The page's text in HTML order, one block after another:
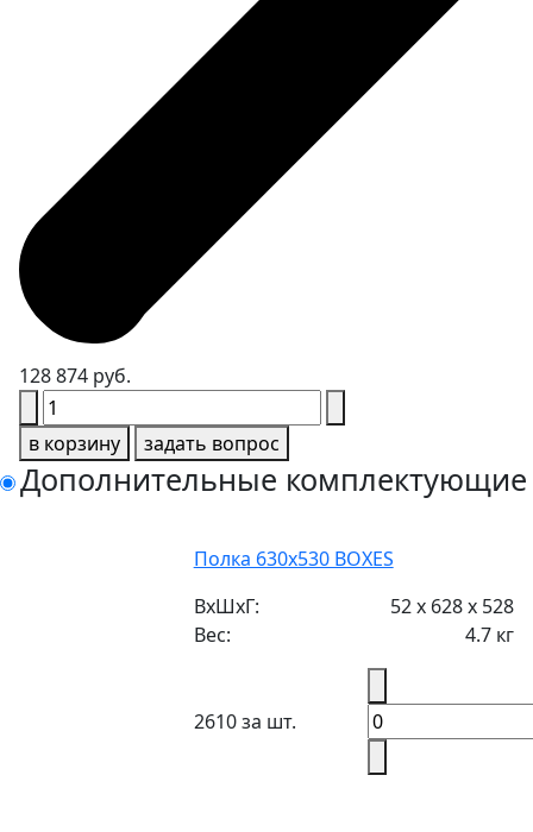
128 874 руб.
в корзину задать вопрос
Дополнительные комплектующие
Полка 630х530 BOXES
ВxШxГ:
52 x 628 x 528
Вес:
4.7 кг
2610 за шт.